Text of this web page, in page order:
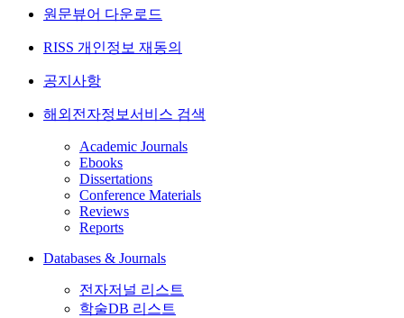
원문뷰어 다운로드
RISS 개인정보 재동의
공지사항
해외전자정보서비스 검색
Academic Journals
Ebooks
Dissertations
Conference Materials
Reviews
Reports
Databases & Journals
전자저널 리스트
학술DB 리스트